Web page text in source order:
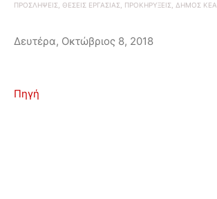
ΠΡΟΣΛΗΨΕΙΣ, ΘΕΣΕΙΣ ΕΡΓΑΣΙΑΣ, ΠΡΟΚΗΡΥΞΕΙΣ, ΔΗΜΟΣ
Δευτέρα, Οκτώβριος 8, 2018
Πηγή